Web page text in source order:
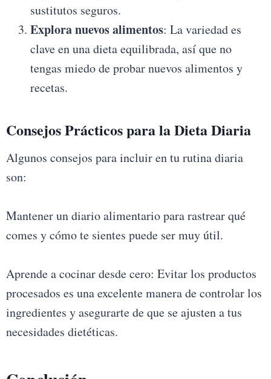
sustitutos seguros.
Explora nuevos alimentos: La variedad es
clave en una dieta equilibrada, así que no
tengas miedo de probar nuevos alimentos y
recetas.
Consejos Prácticos para la Dieta Diaria
Algunos consejos para incluir en tu rutina diaria
son:
Mantener un diario alimentario para rastrear qué
comes y cómo te sientes puede ser muy útil.
Aprende a cocinar desde cero: Evitar los productos
procesados es una excelente manera de controlar los
ingredientes y asegurarte de que se ajusten a tus
necesidades dietéticas.